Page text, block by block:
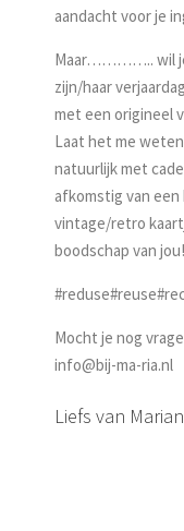
aandacht voor je
Maar………….. wil je
zijn/haar
met een origineel
Laat het me
natuurlijk met
afkomstig van
vintage/retro
boodschap van jou!
Mocht je nog
info@bij-ma-ria.nl
Liefs van Marian